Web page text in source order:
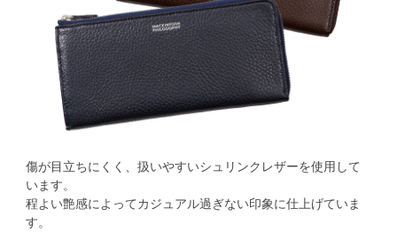
傷が目立ちにくく、扱いやすいシュリンクレザーを使用して
います。
程よい艶感によってカジュアル過ぎない印象に仕上げていま
す。